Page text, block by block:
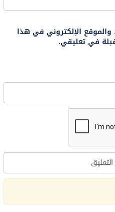
الإلكتروني في هذا
في تعليقي.